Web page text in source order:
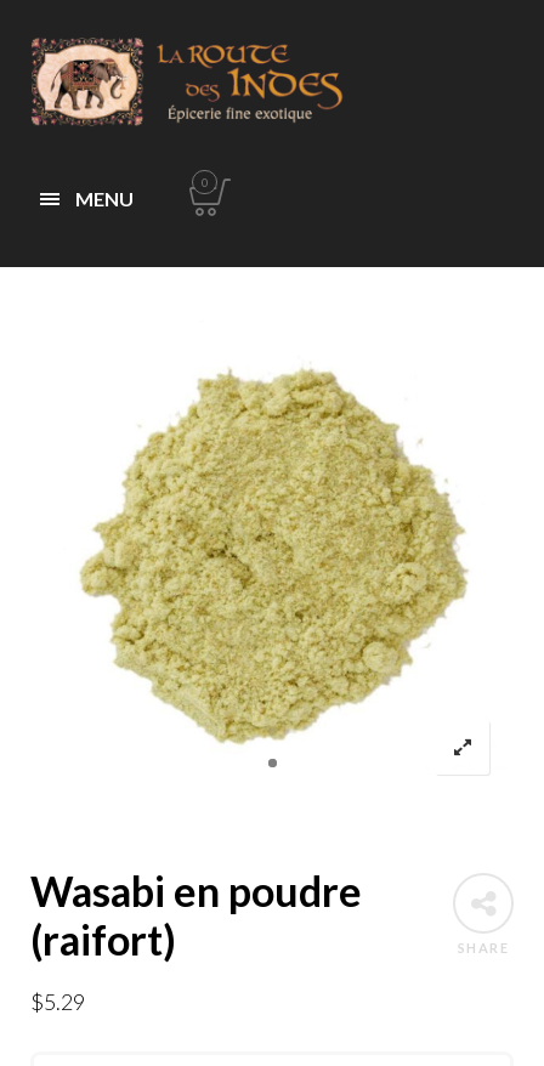
MENU
0
SHARE
Wasabi en poudre
(raifort)
$5.29